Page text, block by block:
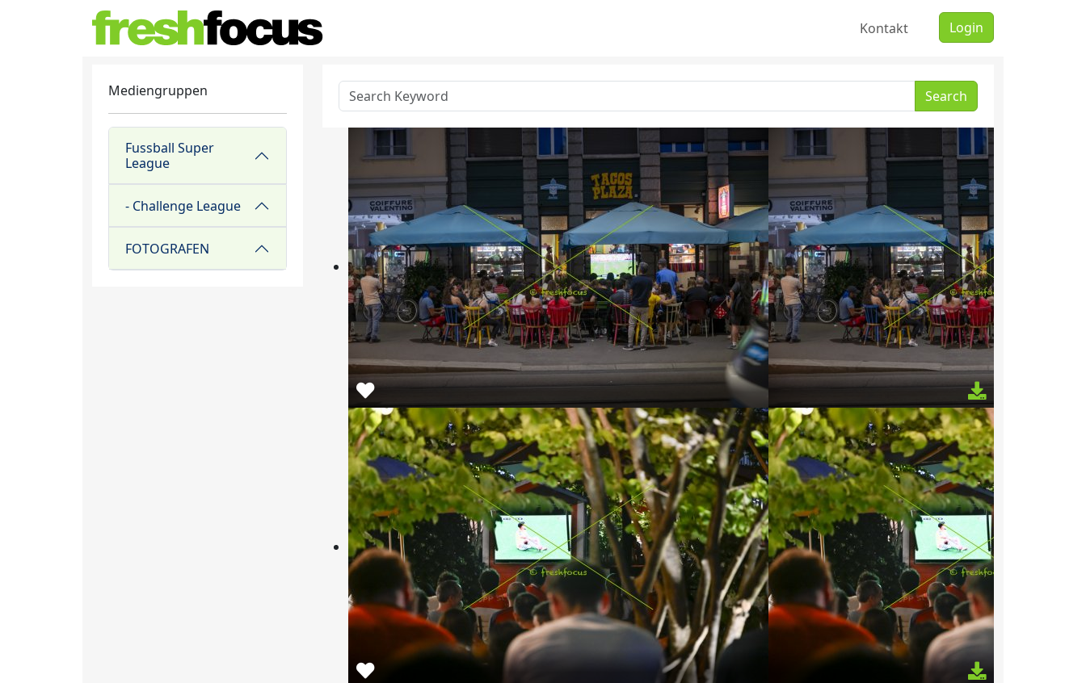
Kontakt Login
Mediengruppen
Fussball Super
League
- Challenge League
FOTOGRAFEN
Search